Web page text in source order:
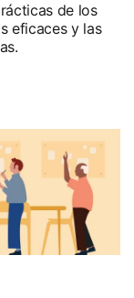
de los
eficaces y las